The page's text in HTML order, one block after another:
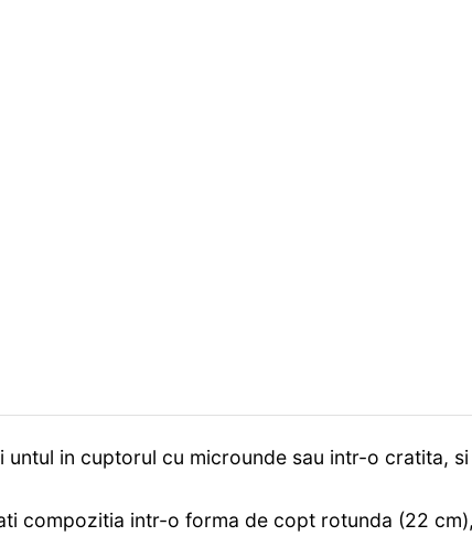
in cuptorul cu microunde sau intr-o cratita, si
compozitia intr-o forma de copt rotunda (22